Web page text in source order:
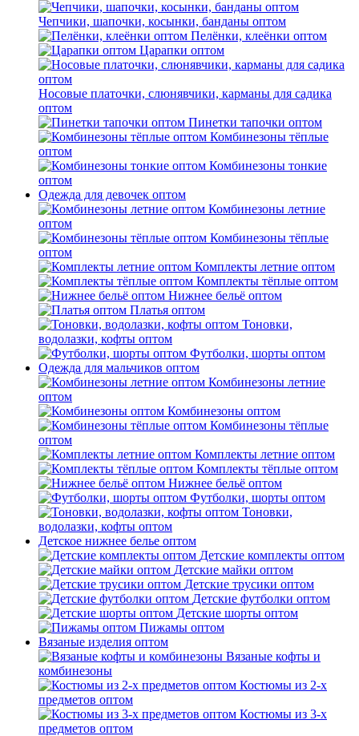
Чепчики, шапочки, косынки, банданы оптом
Пелёнки, клеёнки оптом
Царапки оптом
Носовые платочки, слюнявчики, карманы для садика
оптом
Пинетки тапочки оптом
Комбинезоны тёплые
оптом
Комбинезоны тонкие
оптом
Одежда для девочек оптом
Комбинезоны летние
оптом
Комбинезоны тёплые
оптом
Комплекты летние оптом
Комплекты тёплые оптом
Нижнее бельё оптом
Платья оптом
Тоновки,
водолазки, кофты оптом
Футболки, шорты оптом
Одежда для мальчиков оптом
Комбинезоны летние
оптом
Комбинезоны оптом
Комбинезоны тёплые
оптом
Комплекты летние оптом
Комплекты тёплые оптом
Нижнее бельё оптом
Футболки, шорты оптом
Тоновки,
водолазки, кофты оптом
Детское нижнее белье оптом
Детские комплекты оптом
Детские майки оптом
Детские трусики оптом
Детские футболки оптом
Детские шорты оптом
Пижамы оптом
Вязаные изделия оптом
Вязаные кофты и
комбинезоны
Костюмы из 2-х
предметов оптом
Костюмы из 3-х
предметов оптом